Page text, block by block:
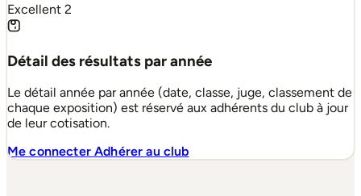
Excellent 2
Détail des résultats par année
Le détail année par année (date, classe, juge, classement de
chaque exposition) est réservé aux adhérents du club à jour
de leur cotisation.
Me connecterAdhérer au club